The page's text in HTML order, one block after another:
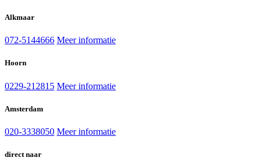
Alkmaar
072-5144666 Meer informatie
Hoorn
0229-212815 Meer informatie
Amsterdam
020-3338050 Meer informatie
direct naar